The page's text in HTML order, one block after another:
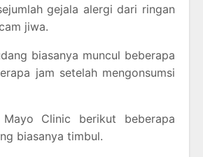
gejala alergi dari ringan
jiwa.
biasanya muncul beberapa
jam setelah mengonsumsi
Clinic berikut beberapa
biasanya timbul.